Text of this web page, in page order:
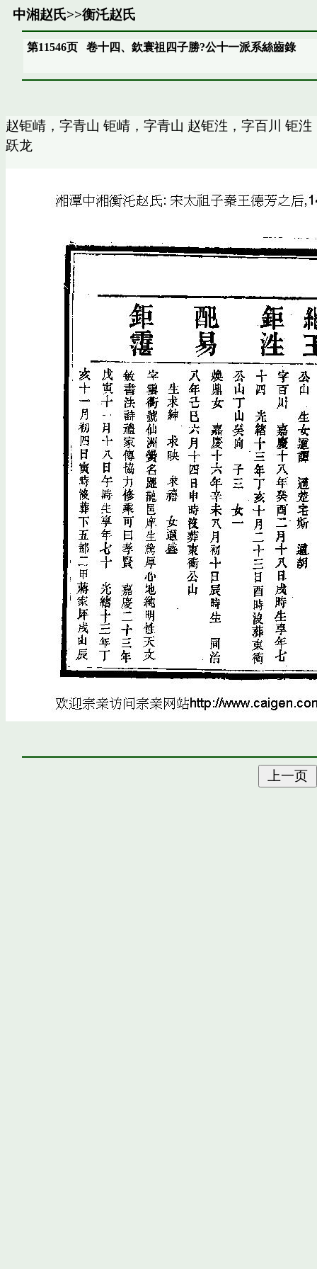
中湘赵氏>>衡汑赵氏
第11546页卷十四、欽寰祖四子勝?公十一派系絲齒錄
赵钜崝，字青山 钜崝，字青山 赵钜泩，字百川 钜
跃龙